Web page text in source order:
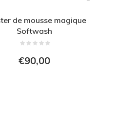
de mousse magique
Softwash
€90,00